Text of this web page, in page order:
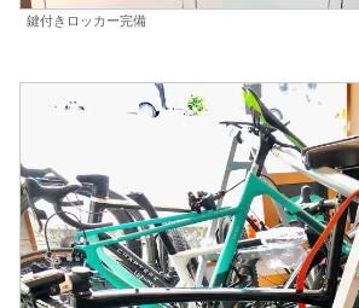
鍵付きロッカー完備